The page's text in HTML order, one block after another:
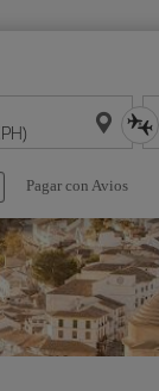
Pagar con Avios